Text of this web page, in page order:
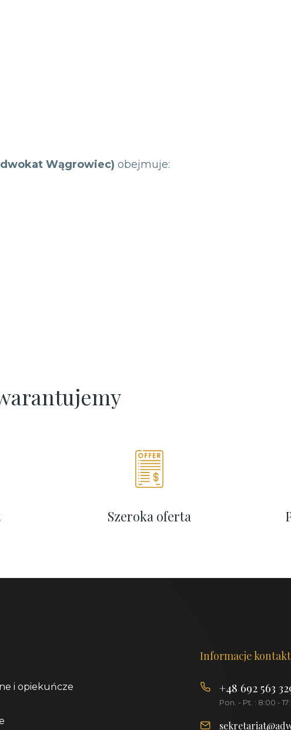
Wągrowiec) obejmuje:
Szeroka oferta
i opiekuńcze
Informacje
+48 692 563
Pon. - Pt. : 8:00 -